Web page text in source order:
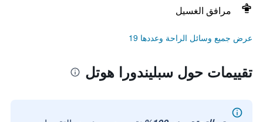
مرافق الغسيل
عرض جميع وسائل الراحة وعددها 19
تقييمات حول سبليندورا هوتل